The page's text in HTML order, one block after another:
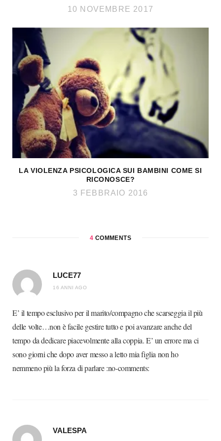
10 NOVEMBRE 2017
LA VIOLENZA PSICOLOGICA SUI BAMBINI COME SI
RICONOSCE?
3 FEBBRAIO 2016
4 COMMENTS
LUCE77
16 ANNI AGO
E’ il tempo esclusivo per il marito/compagno che scarseggia il più
delle volte…non è facile gestire tutto e poi avanzare anche del
tempo da dedicare piacevolmente alla coppia. E’ un errore ma ci
sono giorni che dopo aver messo a letto mia figlia non ho
nemmeno più la forza di parlare :no-comments:
VALESPA